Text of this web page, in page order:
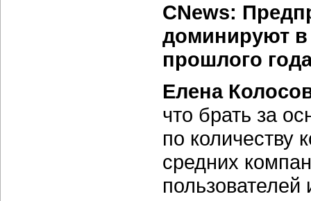
CNews:
доминируют
прошлого
Елена
что брать за
по количеству
средних